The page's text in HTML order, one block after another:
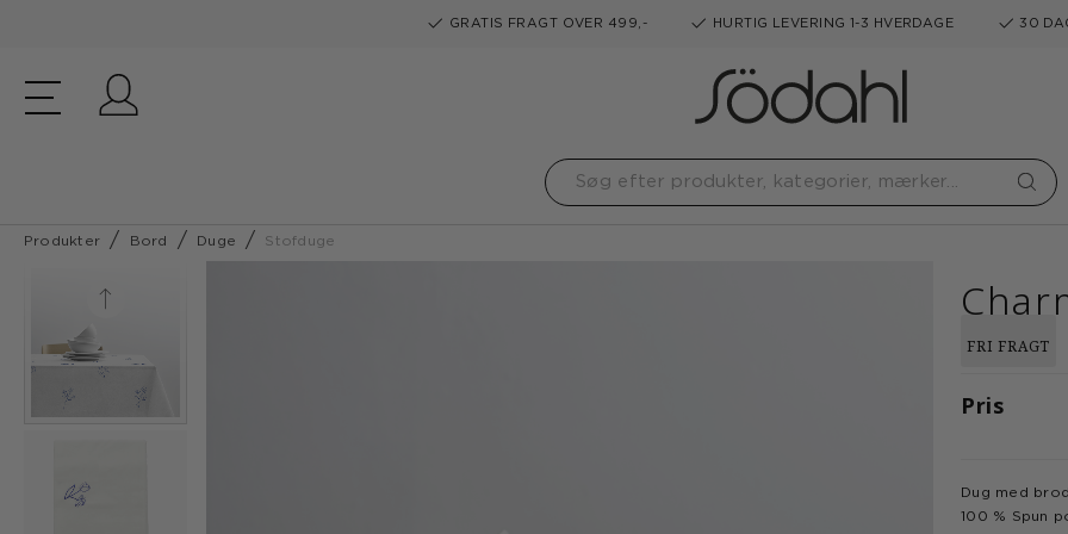
GRATIS FRAGT OVER 499,- HURTIG LEVERING 1-3 HVERDAGE 30
Produkter Bord Duge Stofduge
FRI FRAGT
Pris
Dug med
100 % Spun